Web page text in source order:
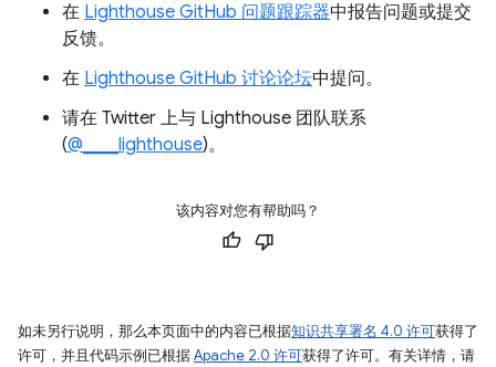
在 Lighthouse GitHub 问题跟踪器中报告问题或提交
反馈。
在 Lighthouse GitHub 讨论论坛中提问。
请在 Twitter 上与 Lighthouse 团队联系
(@____lighthouse)。
该内容对您有帮助吗？
如未另行说明，那么本页面中的内容已根据知识共享署名 4.0 许可获得了
许可，并且代码示例已根据Apache 2.0 许可获得了许可。有关详情，请